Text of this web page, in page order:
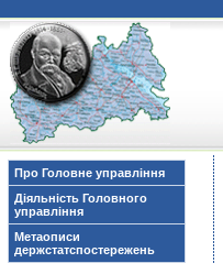
Про Головне управління
Діяльність Головного
управління
Метаописи
держстатспостережень